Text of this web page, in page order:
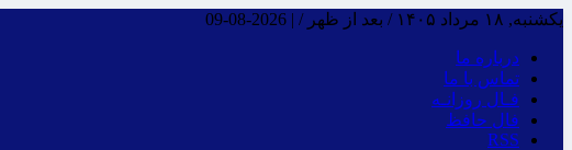
یکشنبه, ۱۸ مرداد ۱۴۰۵ / بعد از ظهر / |
2026-08-09
درباره ما
تماس با ما
فـال روزانـه
فال حافظ
RSS